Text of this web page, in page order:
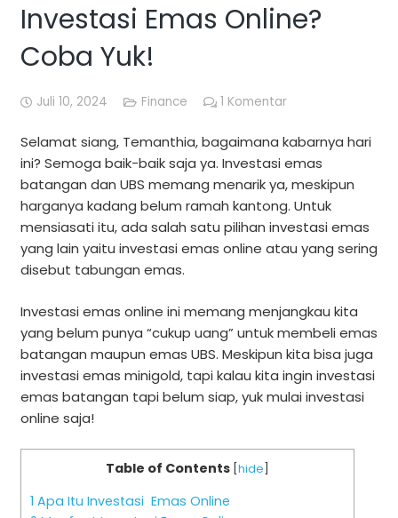
Investasi Emas Online?
Coba Yuk!
Juli 10, 2024 Finance 1 Komentar
Selamat siang, Temanthia, bagaimana kabarnya hari
ini? Semoga baik-baik saja ya. Investasi emas
batangan dan UBS memang menarik ya, meskipun
harganya kadang belum ramah kantong. Untuk
mensiasati itu, ada salah satu pilihan investasi emas
yang lain yaitu investasi emas online atau yang sering
disebut tabungan emas.
Investasi emas online ini memang menjangkau kita
yang belum punya “cukup uang” untuk membeli emas
batangan maupun emas UBS. Meskipun kita bisa juga
investasi emas minigold, tapi kalau kita ingin investasi
emas batangan tapi belum siap, yuk mulai investasi
online saja!
Table of Contents hide
1 Apa Itu Investasi Emas Online